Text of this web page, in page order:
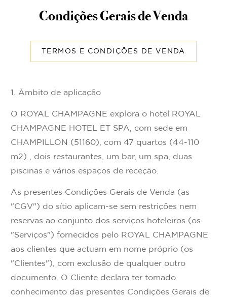
Condições Gerais de Venda
TERMOS E CONDIÇÕES DE VENDA
1. Âmbito de aplicação
O ROYAL CHAMPAGNE explora o hotel ROYAL
CHAMPAGNE HOTEL ET SPA, com sede em
CHAMPILLON (51160), com 47 quartos (44-110
m2) , dois restaurantes, um bar, um spa, duas
piscinas e vários espaços de receção.
As presentes Condições Gerais de Venda (as
"CGV") do sítio aplicam-se sem restrições nem
reservas ao conjunto dos serviços hoteleiros (os
"Serviços") fornecidos pelo ROYAL CHAMPAGNE
aos clientes que actuam em nome próprio (os
"Clientes"), com exclusão de qualquer outro
documento. O Cliente declara ter tomado
conhecimento das presentes Condições Gerais de